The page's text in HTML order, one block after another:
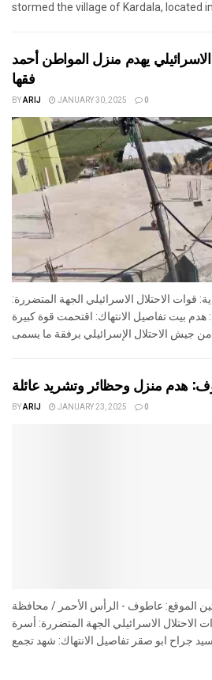
stormed the village of Kardala, located
يهدم منزل المواطن أحمد
فقها
BYARIJ JANUARY 30, 2025 0
قوات الاحتلال الاسرائيلي الجهة المتضررة:
هدم بيت تفاصيل الانتهاك: اقتحمت قوة كبيرة
هدم منزل وحظائر وتشريد عائلة
BYARIJ JANUARY 23, 2025 0
الموقع: عاطوف - الرأس الأحمر / محافظة
الاحتلال الاسرائيلي الجهة المتضررة: أسرة